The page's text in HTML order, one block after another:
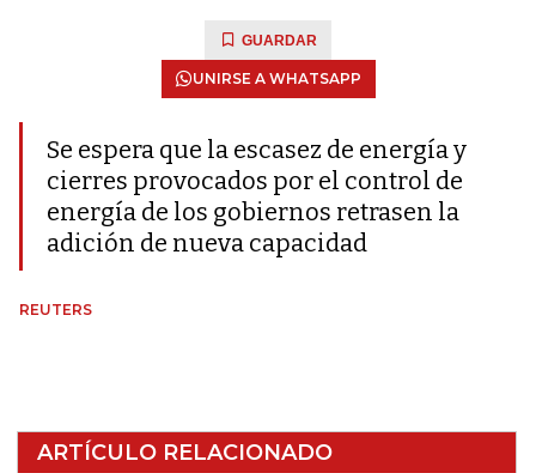
GUARDAR
UNIRSE A WHATSAPP
Se espera que la escasez de energía y
cierres provocados por el control de
energía de los gobiernos retrasen la
adición de nueva capacidad
REUTERS
ARTÍCULO RELACIONADO